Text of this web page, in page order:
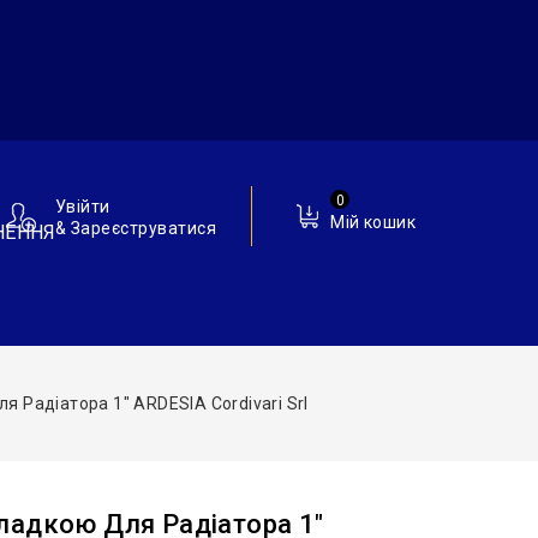
Мій кошик
0
Увійти
& Зареєструватися
Радіатора 1″ ARDESIA Cordivari Srl
Для Радіатора 1″